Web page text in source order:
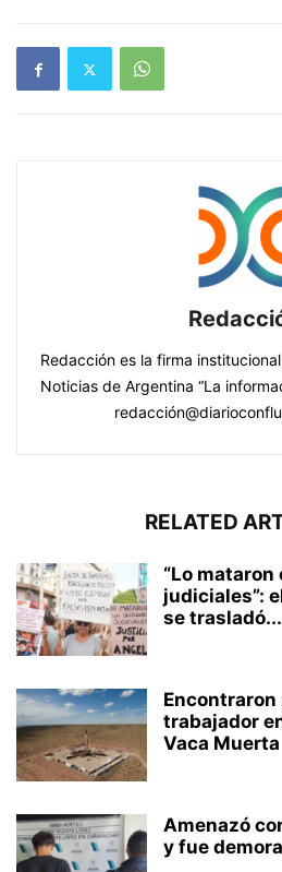
Redacción es la firma
Noticias de Argentina “La
RELATED
“Lo
judiciales”:
se trasladó...
Encontraron
trabajador
Vaca Muerta
Amenazó
y fue